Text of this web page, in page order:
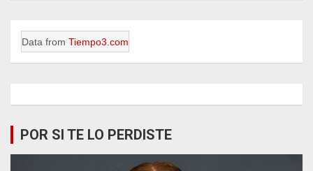
Data from Tiempo3.com
POR SI TE LO PERDISTE